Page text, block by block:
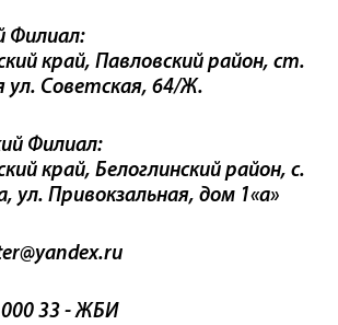
Филиал:
край, Павловский район, ст.
ул. Советская, 64/Ж.
Филиал:
край, Белоглинский район, с.
ул. Привокзальная, дом 1«а»
000 33 - ЖБИ